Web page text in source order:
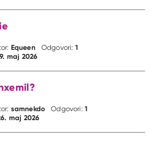
Equeen Odgovori: 1
maj 2026
samnekdo Odgovori:1
maj 2026